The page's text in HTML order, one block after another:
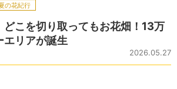
の花紀行
どこを切り取ってもお花畑！13万
エリアが誕生
2026.05.27